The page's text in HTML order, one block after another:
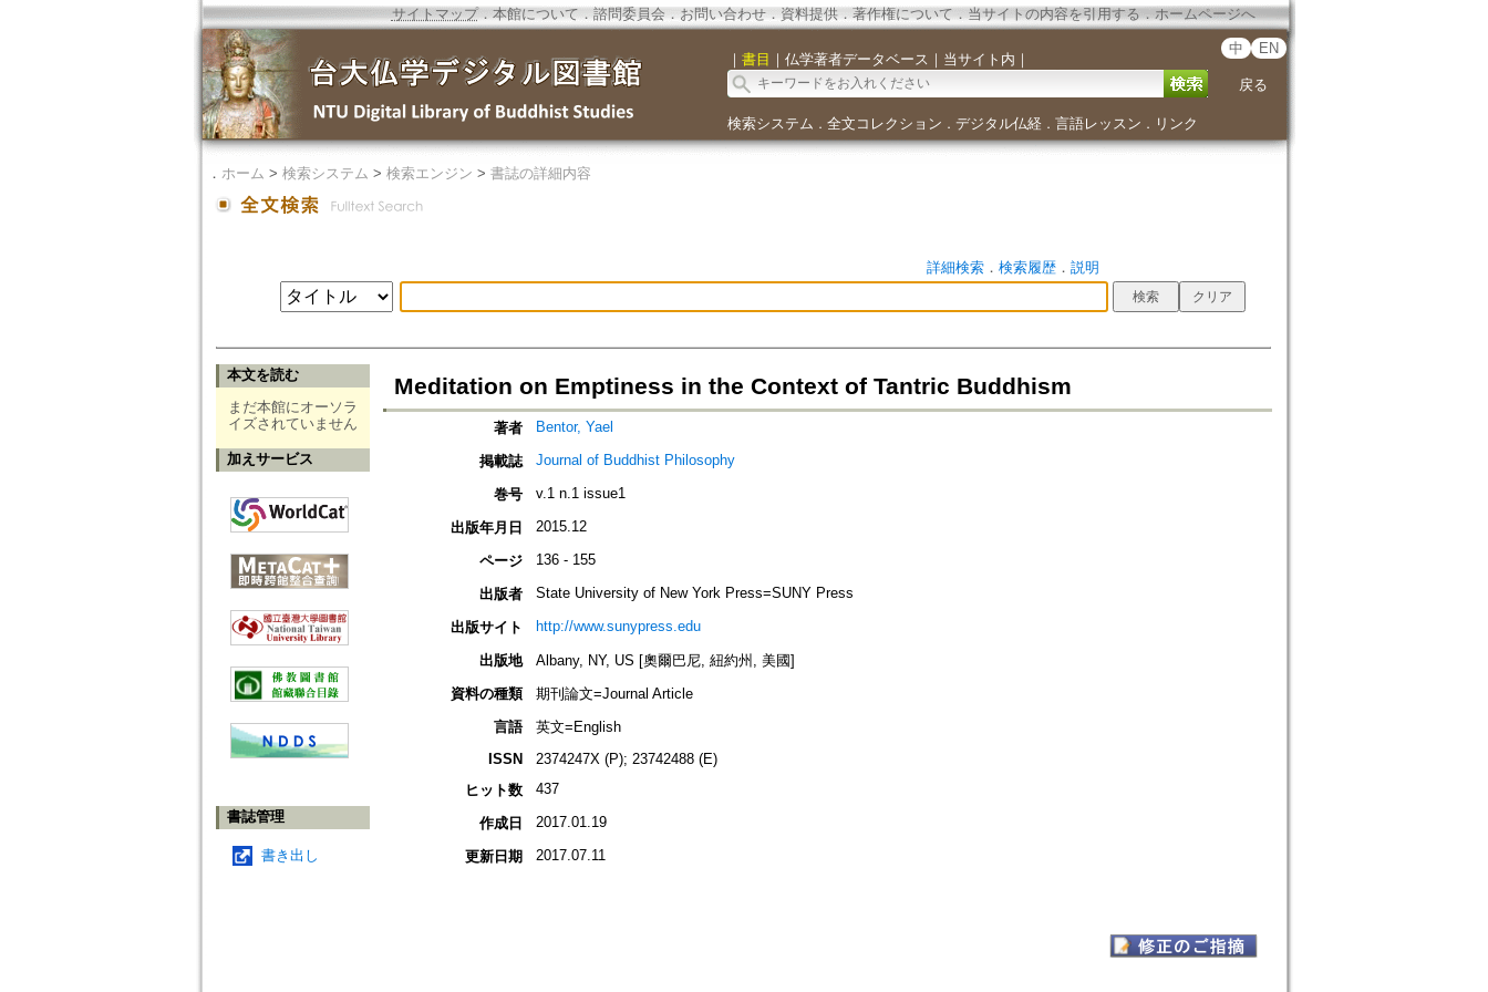
サイトマップ．本館について ． 諮問委員会． お問い合わせ． 資料提供． 著作権について．当サイトの内容を引用する ． ホームページへ
｜ 書目 ｜ 仏学著者データベース ｜ 当サイト内 ｜
中 EN
戻る
検索システム ． 全文コレクション ． デジタル仏経． 言語レッスン ． リンク
． ホーム > 検索システム > 検索エンジン > 書誌の詳細内容
詳細検索． 検索履歴． 説明
本文を読む
まだ本館にオーソラ
イズされていません
加えサービス
書誌管理
書き出し
Meditation on Emptiness in the Context of Tantric Buddhism
著者 Bentor, Yael
掲載誌 Journal of Buddhist Philosophy
巻号 v.1 n.1 issue1
出版年月日 2015.12
ページ 136 - 155
出版者 State University of New York Press=SUNY Press
出版サイト http://www.sunypress.edu
出版地
Albany, NY, US [奧爾巴尼, 紐約州, 美國]
資料の種類
期刊論文=Journal Article
言語
英文=English
ISSN
2374247X (P); 23742488 (E)
ヒット数
437
作成日 2017.01.19
更新日期 2017.07.11